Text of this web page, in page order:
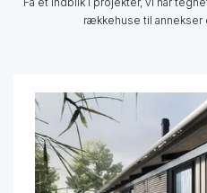
rækkehuse til